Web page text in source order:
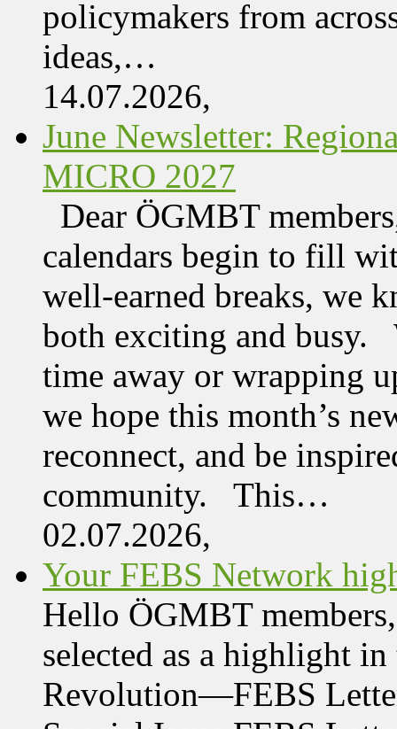
policymakers from
ideas,…
14.07.2026,
June Newsletter:
MICRO 2027
Dear ÖGMBT
calendars begin to fill
well-earned breaks, we
both exciting and busy.
time away or wrapping
we hope this month’s
reconnect, and be
community. This…
02.07.2026,
Your FEBS Network
Hello ÖGMBT
selected as a highlight
Revolution—FEBS